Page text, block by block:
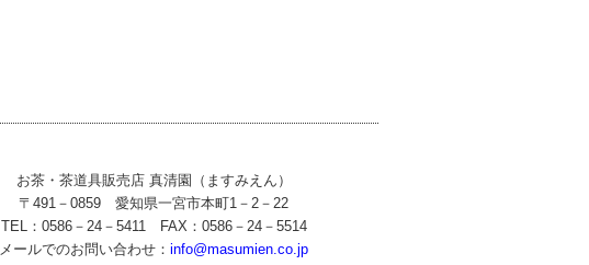
お茶・茶道具販売店 真清園（ますみえん）
〒491－0859 愛知県一宮市本町1－2－22
TEL：0586－24－5411 FAX：0586－24－5514
メールでのお問い合わせ： info@masumien.co.jp